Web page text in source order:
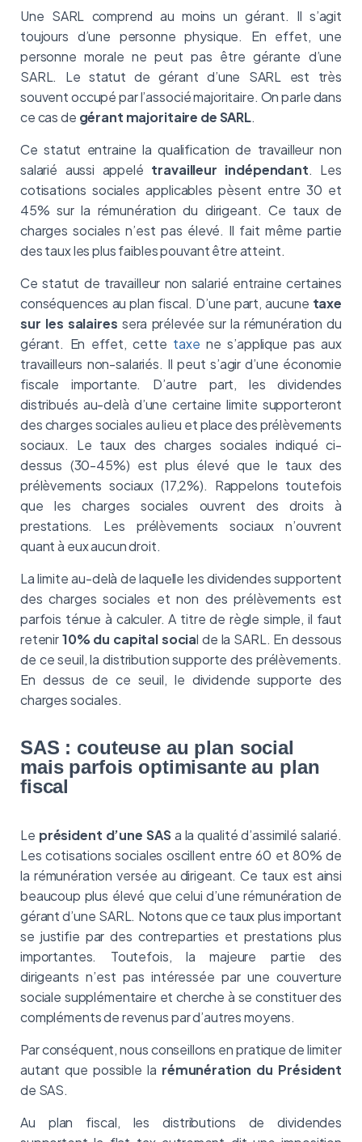
Une SARL comprend au moins un gérant. Il s’agit
toujours d’une personne physique. En effet, une
personne morale ne peut pas être gérante d’une
SARL. Le statut de gérant d’une SARL est très
souvent occupé par l’associé majoritaire. On parle dans
ce cas de gérant majoritaire de SARL.
Ce statut entraine la qualification de travailleur non
salarié aussi appelé travailleur indépendant. Les
cotisations sociales applicables pèsent entre 30 et
45% sur la rémunération du dirigeant. Ce taux de
charges sociales n’est pas élevé. Il fait même partie
des taux les plus faibles pouvant être atteint.
Ce statut de travailleur non salarié entraine certaines
conséquences au plan fiscal. D’une part, aucune taxe
sur les salaires sera prélevée sur la rémunération du
gérant. En effet, cette taxe ne s’applique pas aux
travailleurs non-salariés. Il peut s’agir d’une économie
fiscale importante. D’autre part, les dividendes
distribués au-delà d’une certaine limite supporteront
des charges sociales au lieu et place des prélèvements
sociaux. Le taux des charges sociales indiqué ci-
dessus (30-45%) est plus élevé que le taux des
prélèvements sociaux (17,2%). Rappelons toutefois
que les charges sociales ouvrent des droits à
prestations. Les prélèvements sociaux n’ouvrent
quant à eux aucun droit.
La limite au-delà de laquelle les dividendes supportent
des charges sociales et non des prélèvements est
parfois ténue à calculer. A titre de règle simple, il faut
retenir10% du capital social de la SARL. En dessous
de ce seuil, la distribution supporte des prélèvements.
En dessus de ce seuil, le dividende supporte des
charges sociales.
SAS : couteuse au plan social
mais parfois optimisante au plan
fiscal
Le président d’une SASa la qualité d’assimilé salarié.
Les cotisations sociales oscillent entre 60 et 80% de
la rémunération versée au dirigeant. Ce taux est ainsi
beaucoup plus élevé que celui d’une rémunération de
gérant d’une SARL. Notons que ce taux plus important
se justifie par des contreparties et prestations plus
importantes. Toutefois, la majeure partie des
dirigeants n’est pas intéressée par une couverture
sociale supplémentaire et cherche à se constituer des
compléments de revenus par d’autres moyens.
Par conséquent, nous conseillons en pratique de limiter
autant que possible la rémunération du Président
de SAS.
Au plan fiscal, les distributions de dividendes